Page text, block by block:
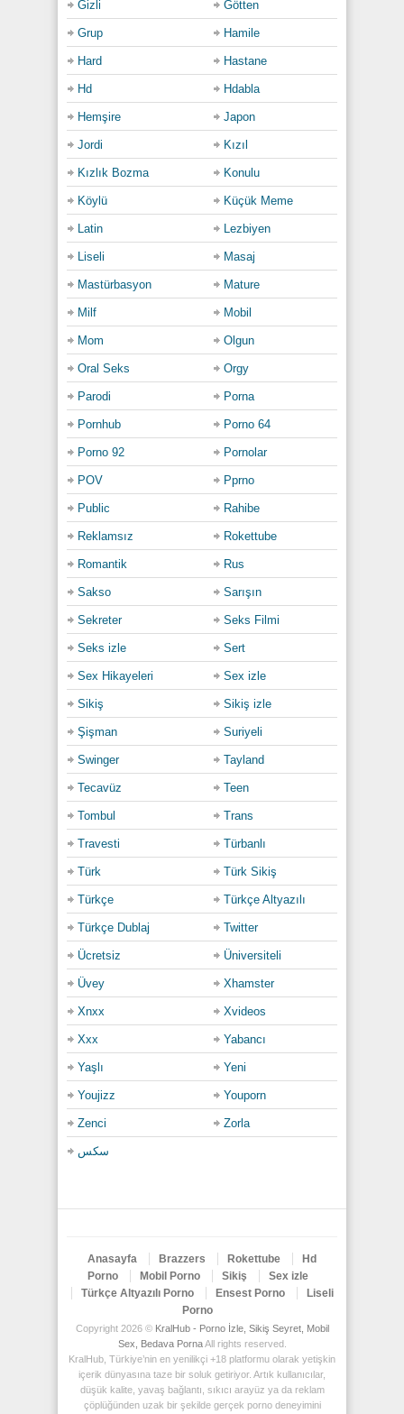
Gizli Götten
Grup Hamile
Hard Hastane
Hd Hdabla
Hemşire Japon
Jordi Kızıl
Kızlık Bozma Konulu
Köylü Küçük Meme
Latin Lezbiyen
Liseli Masaj
Mastürbasyon Mature
Milf Mobil
Mom Olgun
Oral Seks Orgy
Parodi Porna
Pornhub Porno 64
Porno 92 Pornolar
POV Pprno
Public Rahibe
Reklamsız Rokettube
Romantik Rus
Sakso Sarışın
Sekreter Seks Filmi
Seks izle Sert
Sex Hikayeleri Sex izle
Sikiş Sikiş izle
Şişman Suriyeli
Swinger Tayland
Tecavüz Teen
Tombul Trans
Travesti Türbanlı
Türk Türk Sikiş
Türkçe Türkçe Altyazılı
Türkçe Dublaj Twitter
Ücretsiz Üniversiteli
Üvey Xhamster
Xnxx Xvideos
Xxx Yabancı
Yaşlı Yeni
Youjizz Youporn
Zenci Zorla
سكس
Anasayfa Brazzers Rokettube
Hd
Porno
Mobil Porno Sikiş
Sex izle
Türkçe Altyazılı Porno
Ensest Porno
Liseli
Porno
Copyright 2026 © KralHub - Porno İzle, Sikiş Seyret, Mobil
Sex, Bedava PornaAll rights reserved.
KralHub, Türkiye’nin en yenilikçi +18 platformu olarak yetişkin
içerik dünyasına taze bir soluk getiriyor. Artık kullanıcılar,
düşük kalite, yavaş bağlantı, sıkıcı arayüz ya da reklam
çöplüğünden uzak bir şekilde gerçek porno deneyimini